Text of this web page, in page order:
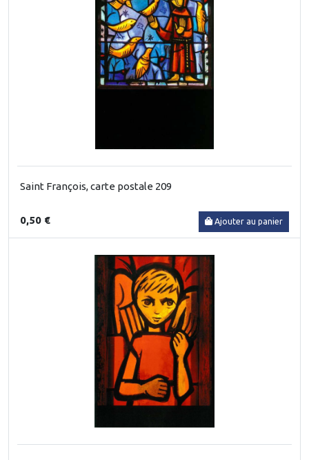
Saint François, carte postale 209
0,50 € Ajouter au panier